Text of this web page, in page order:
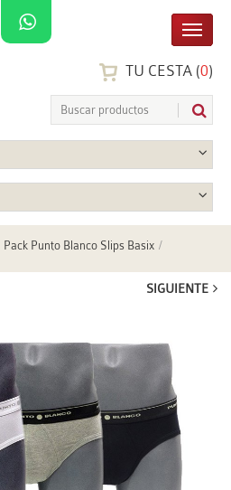
TU CESTA (0)
Pack Punto Blanco Slips Basix
SIGUIENTE